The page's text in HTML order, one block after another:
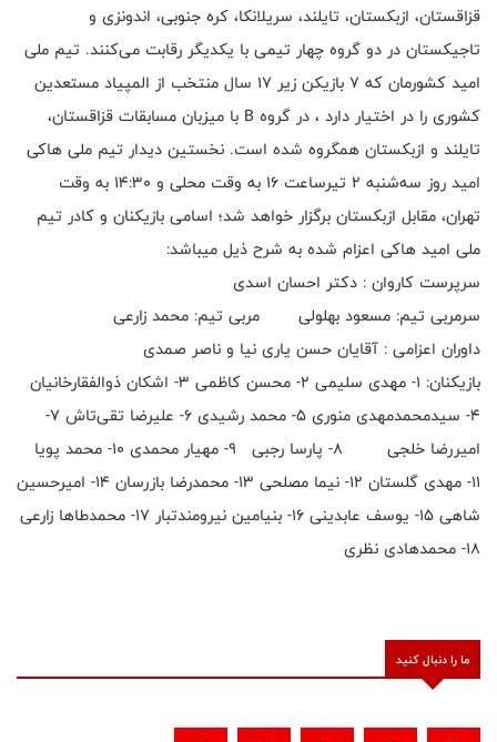
قزاقستان، ازبکستان، تایلند، سریلانکا، کره جنوبی، اندونزی و
تاجیکستان در دو گروه چهار تیمی با یکدیگر رقابت می‌کنند. تیم ملی
امید کشورمان که 7 بازیکن زیر 17 سال منتخب از المپیاد مستعدین
کشوری را در اختیار دارد ، در گروه B با میزبان مسابقات قزاقستان،
تایلند و ازبکستان همگروه شده است. نخستین دیدار تیم ملی هاکی
امید روز سه‌شنبه ۲ تیرساعت 16 به وقت محلی و 14:30 به وقت
تهران، مقابل ازبکستان برگزار خواهد شد؛ اسامی بازیکنان و کادر تیم
ملی امید هاکی اعزام شده به شرح ذیل میباشد:
سرپرست کاروان : دکتر احسان اسدی
سرمربی تیم: مسعود بهلولی مربی تیم: محمد زارعی
داوران اعزامی : آقایان حسن یاری نیا و ناصر صمدی
بازیکنان: ۱- مهدی سلیمی ۲- محسن کاظمی ۳- اشکان ذوالفقارخانیان
۴- سیدمحمدمهدی منوری ۵- محمد رشیدی ۶- علیرضا تقی‌تاش ۷-
امیررضا خلجی ۸- پارسا رجبی ۹- مهیار محمدی ۱۰- محمد پویا
۱۱- مهدی گلستان ۱۲- نیما مصلحی ۱۳- محمدرضا بازرسان ۱۴- امیرحسین
شاهی ۱۵- یوسف عابدینی ۱۶- بنیامین نیرومندتبار 17- محمدطاها زارعی
۱۸- محمدهادی نظری
ما را دنبال کنید